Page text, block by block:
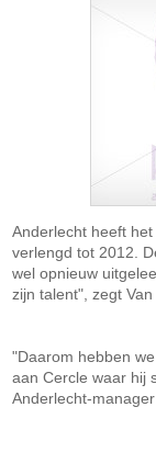
Anderlecht heeft
verlengd tot 2012.
wel opnieuw
zijn talent", zegt Van
"Daarom hebben
aan Cercle waar hij
Anderlecht-manager